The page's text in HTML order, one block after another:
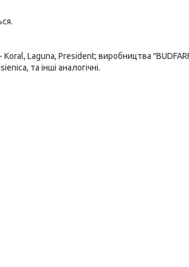
Laguna, Presіdent; виробництва
та інші аналогічні.